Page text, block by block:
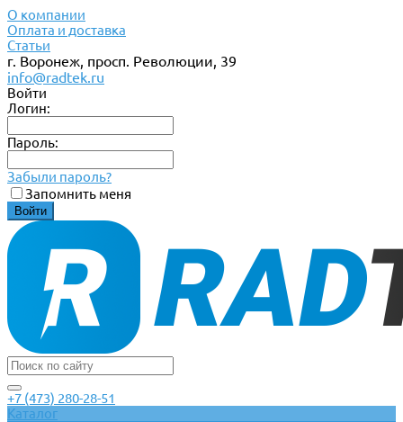
О компании
Оплата и доставка
Статьи
г. Воронеж, просп. Революции, 39
info@radtek.ru
Войти
Логин:
Пароль:
Забыли пароль?
Запомнить меня
+7 (473) 280-28-51
Каталог